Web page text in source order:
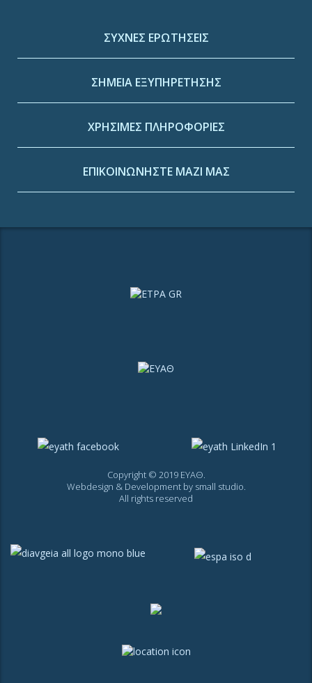
ΣΥΧΝΕΣ ΕΡΩΤΗΣΕΙΣ
ΣΗΜΕΙΑ ΕΞΥΠΗΡΕΤΗΣΗΣ
ΧΡΗΣΙΜΕΣ ΠΛΗΡΟΦΟΡΙΕΣ
ΕΠΙΚΟΙΝΩΝΗΣΤΕ ΜΑΖΙ ΜΑΣ
Copyright © 2019 ΕΥΑΘ.
Webdesign & Development by small studio.
All rights reserved